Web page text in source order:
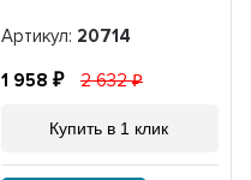
Артикул: 20714
1 958 2 632
Купить в 1 клик